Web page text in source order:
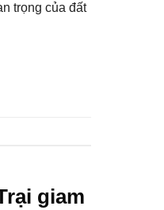
trọng của đất
giam